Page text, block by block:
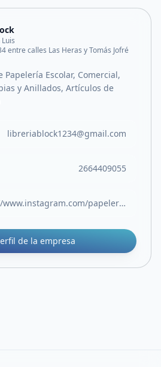
entre calles Las Heras y Tomás Jofré
Escolar, Comercial,
y Anillados, Artículos de
libreriablock1234@gmail.com
2664409055
https://www.instagram.com/papeleriablock.sl?igsh=MW05Z3RocjUwOTlvOA%3D%3D
de la empresa